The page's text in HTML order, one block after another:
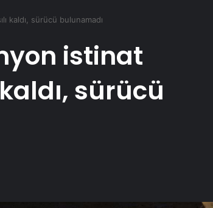
kaldı, sürücü bulunamadı
istinat
sürücü